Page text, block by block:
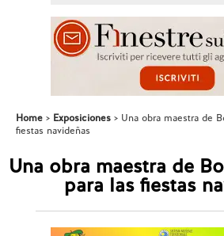
Home Exposiciones
Una obra maestra de
fiestas navideñas
Una obra maestra de
para las fiestas